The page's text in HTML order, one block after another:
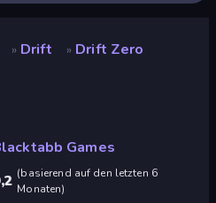
» Drift » Drift Zero
Games
(basierend auf den letzten 6
Monaten)